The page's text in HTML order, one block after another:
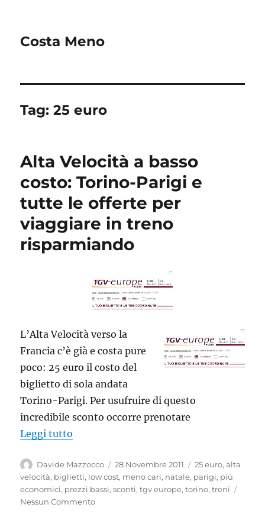
Costa Meno
Tag:25 euro
Alta Velocità a basso
costo: Torino-Parigi e
tutte le offerte per
viaggiare in treno
risparmiando
L’Alta Velocità verso la
Francia c’è già e costa pure
poco: 25 euro il costo del
biglietto di sola andata
Torino-Parigi. Per usufruire di questo
incredibile sconto occorre prenotare
Leggi tutto
Autore
Davide Mazzocco
Pubblicato
il
28 Novembre 2011 Tag
25 euro,alta
velocità, biglietti, low cost, meno cari, natale, parigi, più
economici, prezzi bassi,sconti,tgv europe,torino,treni
Nessun Commento